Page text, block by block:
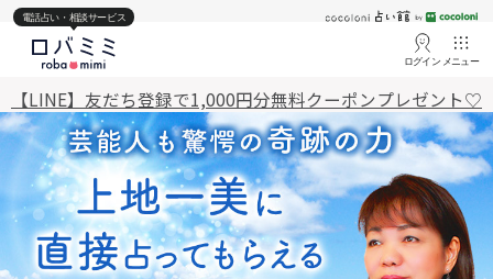
電話占い・相談サービス
ログイン メニュー
【LINE】友だち登録で1,000円分無料クーポンプレゼント♡